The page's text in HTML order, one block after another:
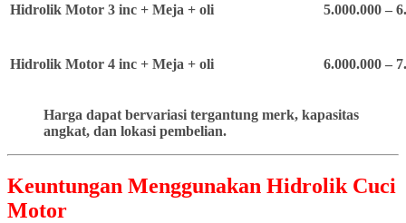
Hidrolik Motor 3 inc + Meja + oli 5.000.000 –
Hidrolik Motor 4 inc + Meja + oli 6.000.000 –
Harga dapat bervariasi tergantung merk, kapasitas
angkat, dan lokasi pembelian.
Keuntungan Menggunakan Hidrolik Cuci
Motor